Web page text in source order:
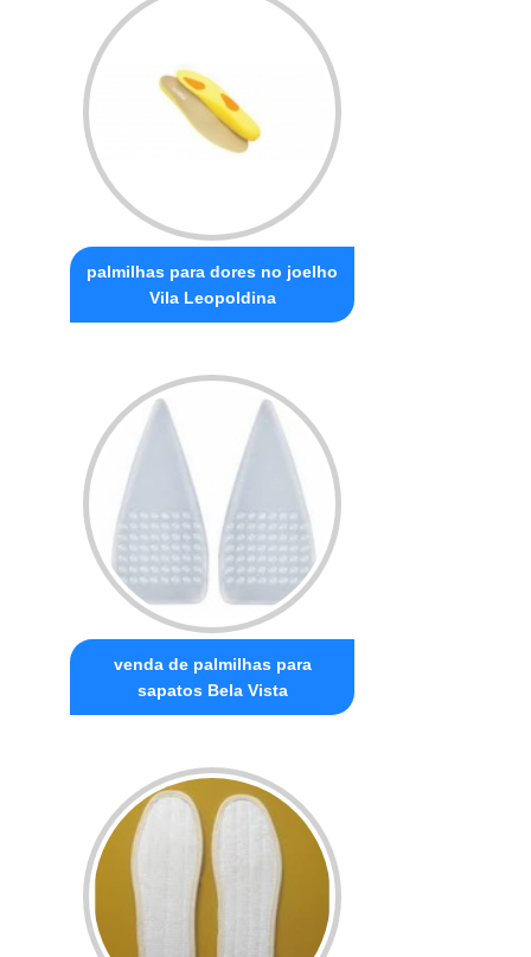
palmilhas para dores no joelho
Vila Leopoldina
venda de palmilhas para
sapatos Bela Vista